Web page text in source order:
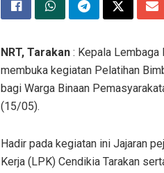
NRT, Tarakan : Kepala Lembaga
membuka kegiatan Pelatihan
bagi Warga Binaan
(15/05).
Hadir pada kegiatan ini Jajaran
Kerja (LPK) Cendikia Tarakan